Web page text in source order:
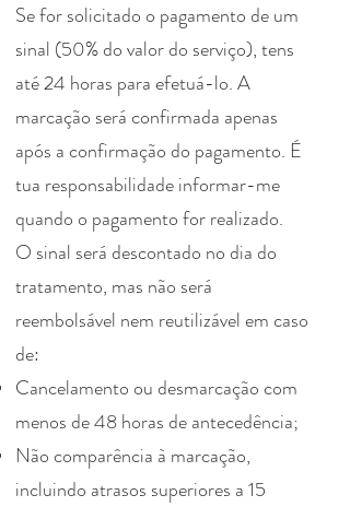
Se for solicitado o pagamento de um
sinal (50% do valor do serviço), tens
até 24 horas para efetuá-lo. A
marcação será confirmada apenas
após a confirmação do pagamento. É
tua responsabilidade informar-me
quando o pagamento for realizado.
O sinal será descontado no dia do
tratamento, mas não será
reembolsável nem reutilizável em caso
de:
Cancelamento ou desmarcação com
menos de 48 horas de antecedência;
Não comparência à marcação,
incluindo atrasos superiores a 15